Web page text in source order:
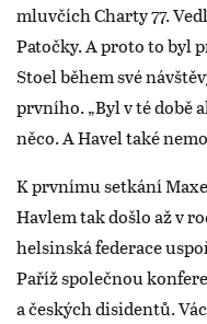
mluvčích Charty 77.
Patočky. A proto to byl
Stoel během své
prvního. „Byl v té době
něco. A Havel také
K prvnímu setkání
Havlem tak došlo až v
helsinská federace
Paříž společnou
a českých disidentů.